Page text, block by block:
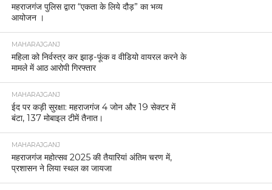
महराजगंज पुलिस द्वारा “एकता के लिये दौड़” का भव्य
आयोजन ।
MAHARAJGANJ
महिला को निर्वस्त्र कर झाड़-फूंक व वीडियो वायरल करने के
मामले में आठ आरोपी गिरफ्तार
MAHARAJGANJ
ईद पर कड़ी सुरक्षा: महराजगंज 4 जोन और 19 सेक्टर में
बंटा, 137 मोबाइल टीमें तैनात।
MAHARAJGANJ
महराजगंज महोत्सव 2025 की तैयारियां अंतिम चरण में,
प्रशासन ने लिया स्थल का जायजा